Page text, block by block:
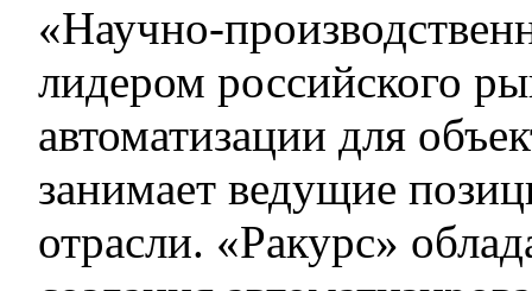
«Научно-
лидером российского
автоматизации для
занимает ведущие
отрасли. «Ракурс»